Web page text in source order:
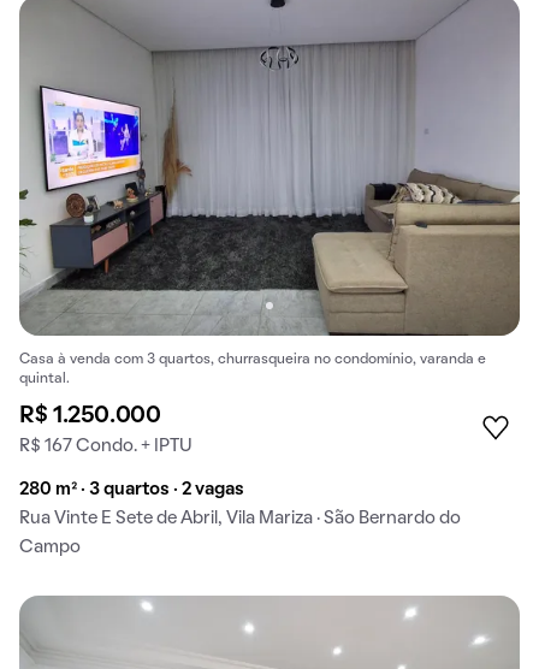
Casa à venda com 3 quartos, churrasqueira no condomínio, varanda e
quintal.
R$ 1.250.000
R$ 167 Condo. + IPTU
280 m² · 3 quartos · 2 vagas
Rua Vinte E Sete de Abril, Vila Mariza · São Bernardo do
Campo